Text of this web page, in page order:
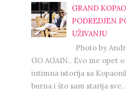
GRAND
PODREDJEN
UŽIVANJU
Photo by
GO AGAIN.. Evo me opet
intimna istorija sa
burna i što sam starija